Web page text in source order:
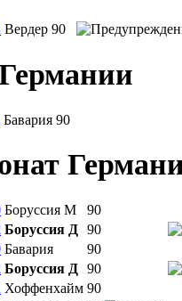
Вердер 90
Бавария 90
Боруссия М
90
Боруссия Д 90
Бавария
90
Боруссия Д 90
Хоффенхайм 90